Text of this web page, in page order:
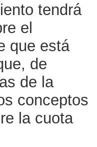
tendrá
el
que está
de
de la
conceptos
la cuota